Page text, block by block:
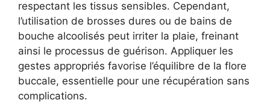
respectant les tissus sensibles. Cependant,
l’utilisation de brosses dures ou de bains de
bouche alcoolisés peut irriter la plaie, freinant
ainsi le processus de guérison. Appliquer les
gestes appropriés favorise l’équilibre de la flore
buccale, essentielle pour une récupération sans
complications.